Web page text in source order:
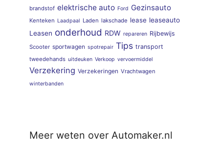
brandstof elektrische auto Ford Gezinsauto
Kenteken Laadpaal Laden lakschade lease leaseauto
Leasen onderhoud RDW repareren Rijbewijs
Scooter sportwagen spotrepair Tips transport
tweedehands uitdeuken Verkoop vervoermiddel
Verzekering Verzekeringen Vrachtwagen
winterbanden
Meer weten over Automaker.nl